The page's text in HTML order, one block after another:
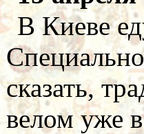
В Киеве
сказать,
велом уже